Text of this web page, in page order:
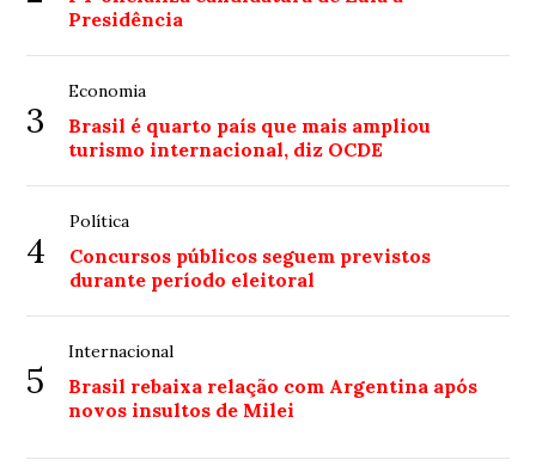
Presidência
3
Economia
Brasil é quarto país que mais ampliou
turismo internacional, diz OCDE
4
Política
Concursos públicos seguem previstos
durante período eleitoral
5
Internacional
Brasil rebaixa relação com Argentina após
novos insultos de Milei